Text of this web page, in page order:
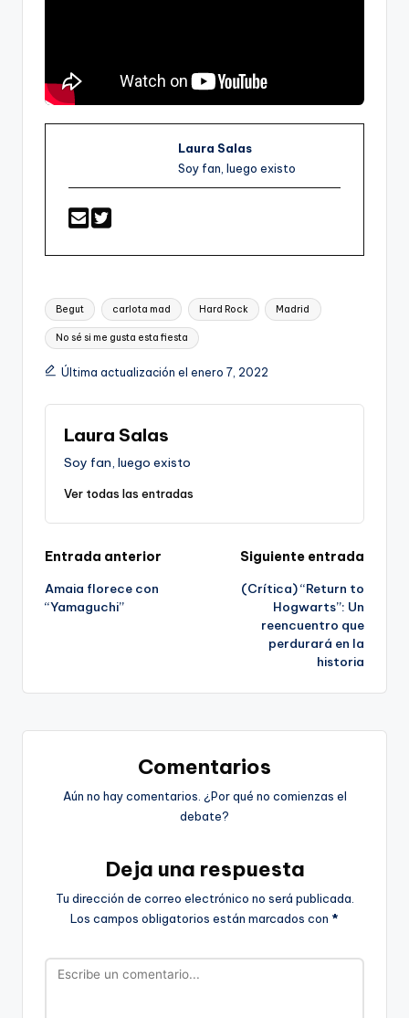
Laura Salas
Soy fan, luego existo
Etiquetas:
Begut carlota mad Hard Rock Madrid
No sé si me gusta esta fiesta
Última actualización el enero 7, 2022
Laura Salas
Soy fan, luego existo
Ver todas las entradas
Navegación
de
Entrada anterior
Amaia florece con
“Yamaguchi”
Siguiente entrada
(Crítica) “Return to
Hogwarts”: Un
reencuentro que
perdurará en la
historia
Comentarios
Aún no hay comentarios. ¿Por qué no comienzas el
debate?
Deja una respuesta
Tu dirección de correo electrónico no será publicada.
Los campos obligatorios están marcados con *